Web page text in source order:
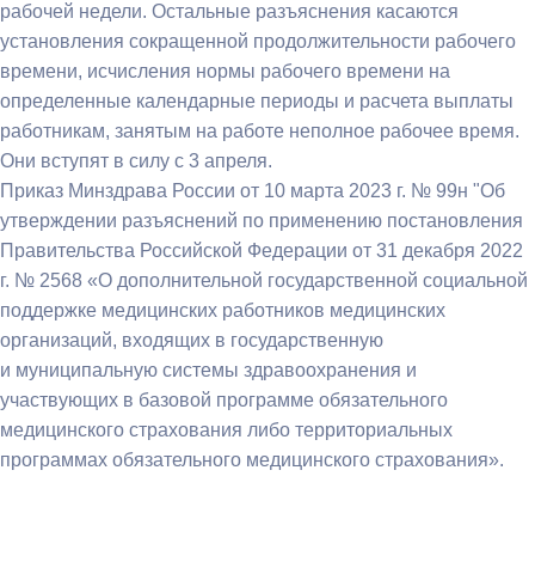
рабочей недели. Остальные разъяснения касаются
установления сокращенной продолжительности рабочего
времени, исчисления нормы рабочего времени на
определенные календарные периоды и расчета выплаты
работникам, занятым на работе неполное рабочее время.
Они вступят в силу с 3 апреля.
Приказ Минздрава России от 10 марта 2023 г. № 99н "Об
утверждении разъяснений по применению постановления
Правительства Российской Федерации от 31 декабря 2022
г. № 2568 «О дополнительной государственной социальной
поддержке медицинских работников медицинских
организаций, входящих в государственную
и муниципальную системы здравоохранения и
участвующих в базовой программе обязательного
медицинского страхования либо территориальных
программах обязательного медицинского страхования».